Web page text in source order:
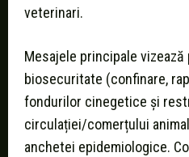
veterinari.
Mesajele principale vizează
biosecuritate (confinare,
fondurilor cinegetice și
circulației/comerțului
anchetei epidemiologice.